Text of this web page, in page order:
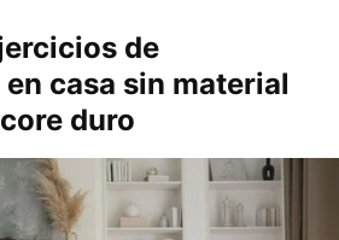
de
casa sin material
duro